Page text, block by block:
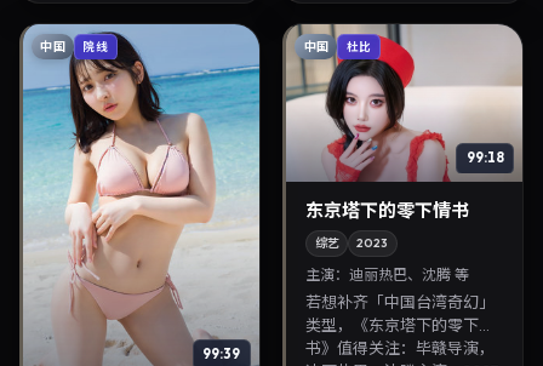
中国 院线
99:39
中国 杜比
99:18
东京塔下的零下情书
综艺 2023
主演：迪丽热巴、沈腾 等
若想补齐「中国台湾奇幻」
类型，《东京塔下的零下情
书》值得关注：毕赣导演，